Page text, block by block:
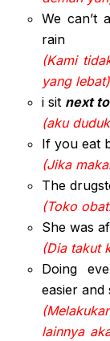
We can’t
rain
(Kami
yang lebat)
i sit next to
(aku
If you eat
(Jika
The
(Toko
She was
(Dia takut
Doing
easier and
lainnya